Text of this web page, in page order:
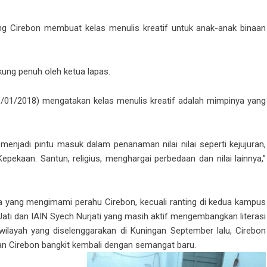
Cirebon membuat kelas menulis kreatif untuk anak-anak binaan
penuh oleh ketua lapas.
2018) mengatakan kelas menulis kreatif adalah mimpinya yang
pintu masuk dalam penanaman nilai nilai seperti kejujuran,
Santun, religius, menghargai perbedaan dan nilai lainnya,”
mengimami perahu Cirebon, kecuali ranting di kedua kampus
dan IAIN Syech Nurjati yang masih aktif mengembangkan literasi
yang diselenggarakan di Kuningan September lalu, Cirebon
Cirebon bangkit kembali dengan semangat baru.